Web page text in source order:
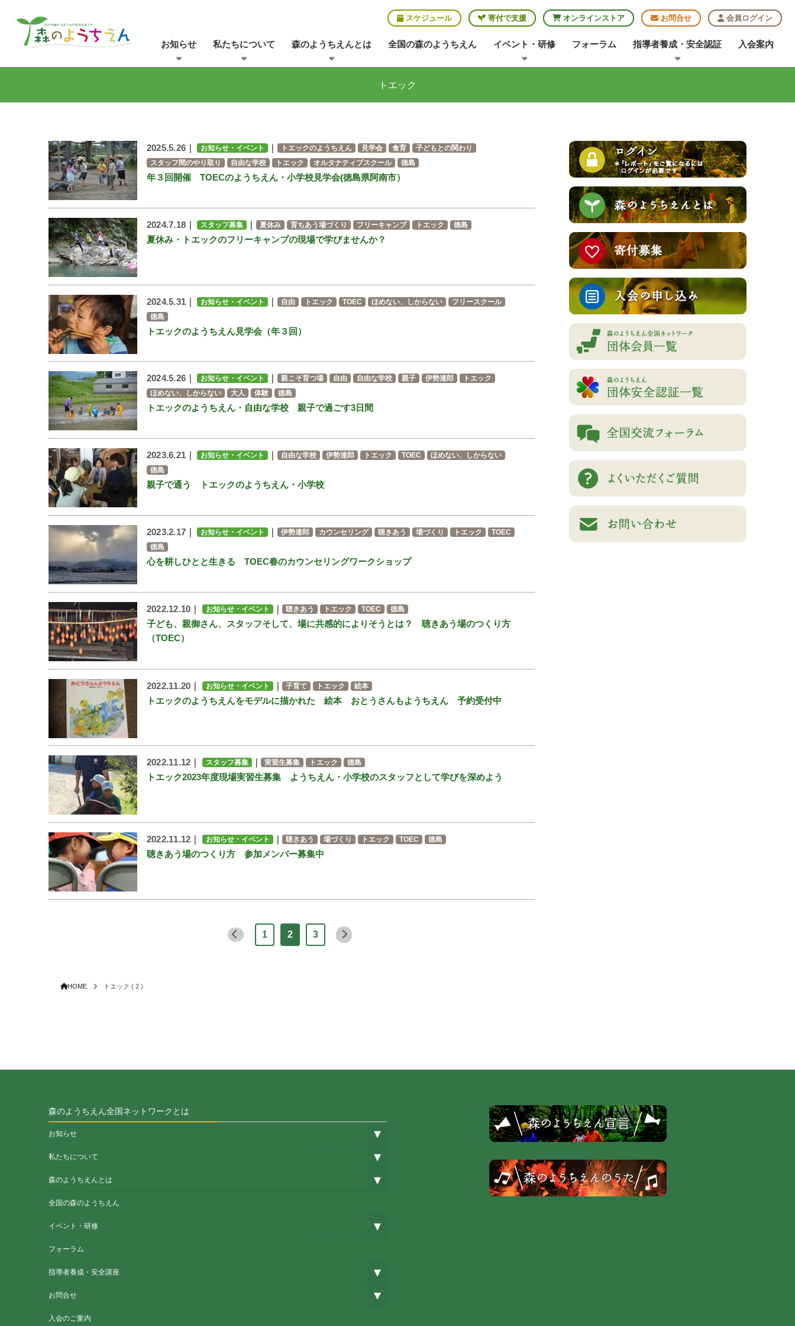
スケジュール 寄付で支援 オンラインストア お問合せ 会員ログイン
お知らせ 私たちについて 森のようちえんとは 全国の森のようちえん イベント・研修 フォーラム 指導者養成・安全認証 入会案内
トエック
2025.5.26｜ お知らせ・イベント トエックのようちえん 見学会 食育 子どもとの関わり
スタッフ間のやり取り 自由な学校 トエック オルタナティブスクール 徳島
年３回開催 TOECのようちえん・小学校見学会(徳島県阿南市）
2024.7.18｜ スタッフ募集 夏休み 育ちあう場づくり フリーキャンプ トエック 徳島
夏休み・トエックのフリーキャンプの現場で学びませんか？
2024.5.31｜ お知らせ・イベント 自由 トエック TOEC ほめない、しからない フリースクール
徳島
トエックのようちえん見学会（年３回）
2024.5.26｜ お知らせ・イベント 親こそ育つ場 自由 自由な学校 親子 伊勢達郎 トエック
ほめない、しからない 大人 体験 徳島
トエックのようちえん・自由な学校 親子で過ごす3日間
2023.6.21｜ お知らせ・イベント 自由な学校 伊勢達郎 トエック TOEC ほめない、しからない
徳島
親子で通う トエックのようちえん・小学校
2023.2.17｜ お知らせ・イベント 伊勢達郎 カウンセリング 聴きあう 場づくり トエック TOEC
徳島
心を耕しひとと生きる TOEC春のカウンセリングワークショップ
2022.12.10｜ お知らせ・イベント ｜ 聴きあう トエック TOEC 徳島
子ども、親御さん、スタッフそして、場に共感的によりそうとは？ 聴きあう場のつくり方
（TOEC）
2022.11.20｜ お知らせ・イベント ｜ 子育て トエック 絵本
トエックのようちえんをモデルに描かれた 絵本 おとうさんもようちえん 予約受付中
2022.11.12｜ スタッフ募集 ｜ 実習生募集 トエック 徳島
トエック2023年度現場実習生募集 ようちえん・小学校のスタッフとして学びを深めよう
2022.11.12｜ お知らせ・イベント ｜ 聴きあう 場づくり トエック TOEC 徳島
聴きあう場のつくり方 参加メンバー募集中
1 2 3
HOME トエック ( 2 )
森のようちえん全国ネットワークとは
お知らせ
私たちについて
森のようちえんとは
全国の森のようちえん
イベント・研修
フォーラム
指導者養成・安全講座
お問合せ
入会のご案内